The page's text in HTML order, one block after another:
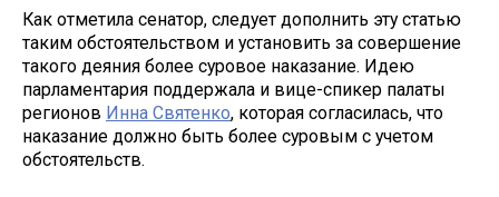
Как отметила сенатор, следует дополнить эту статью
таким обстоятельством и установить за совершение
такого деяния более суровое наказание. Идею
парламентария поддержала и вице-спикер палаты
регионов Инна Святенко, которая согласилась, что
наказание должно быть более суровым с учетом
обстоятельств.